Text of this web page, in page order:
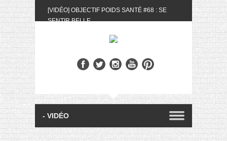
[VIDÉO] OBJECTIF POIDS SANTÉ #68 : SE
SENTIR BELLE
BIOTYFULL BOX DU MOIS DE MAI 2024 FEAT.
[VIDÉO] QUITOQUE #10 : MEAL PREP &
CONVIVIALITÉ
[VIDÉO] UNBOXING : LES MY LITTLE &
BIOTYFULL BOX DU MOIS D’AVRIL 2024
FEAT. AKILA